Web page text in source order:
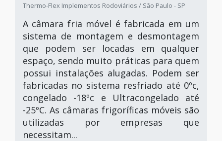
Thermo-Flex Implementos Rodoviários / São Paulo - SP
A câmara fria móvel é fabricada em um
sistema de montagem e desmontagem
que podem ser locadas em qualquer
espaço, sendo muito práticas para quem
possui instalações alugadas. Podem ser
fabricadas no sistema resfriado até 0ºc,
congelado -18ºc e Ultracongelado até
-25ºC. As câmaras frigoríficas móveis são
utilizadas por empresas que
necessitam...